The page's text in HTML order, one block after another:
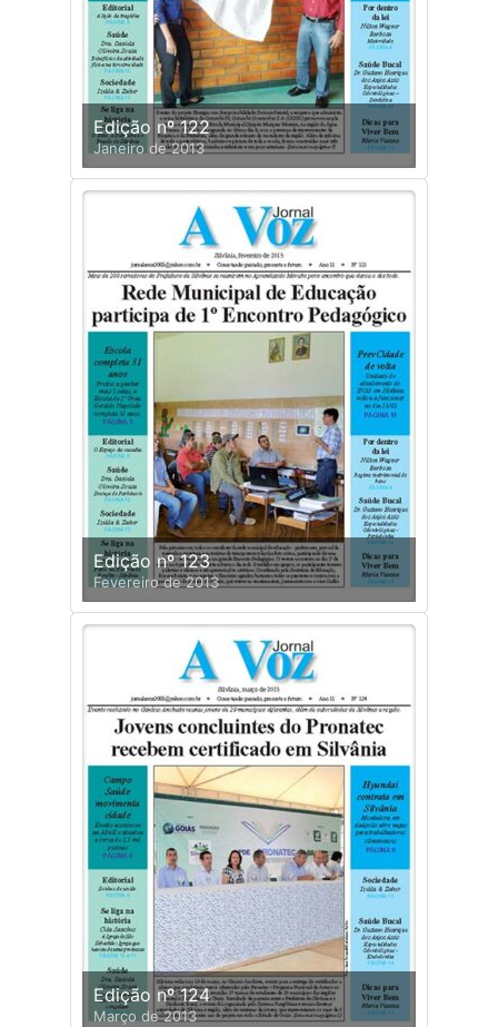
Edição nº 122
Janeiro de 2013
Edição nº 123
Fevereiro de 2013
Edição nº 124
Março de 2013